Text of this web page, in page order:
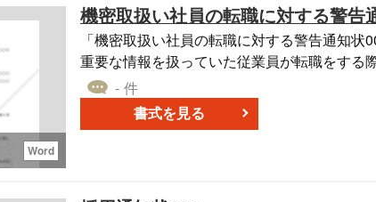
を促す＞ 正式な書面での請求により、相手側
る可能性が高まる。
Word
機密取扱い社員の転職に対する警告
「機密取扱い社員の転職に対する警告通知状
重要な情報を扱っていた従業員が転職をする
となる書類です。これは、転職元の社員が過
密保持誓約書に基づく情報保護の義務につい
業に通知するためのものです。転職した社員
- 件
書式を見る